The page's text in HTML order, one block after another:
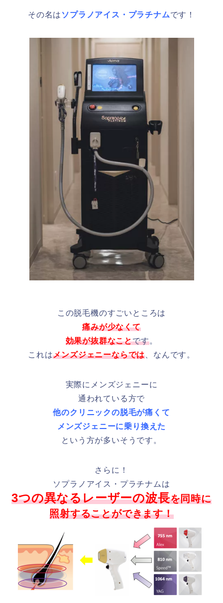
その名は ソプラノアイス・プラチナムです！
この脱毛機のすごいところは
痛みが少なくて
効果が抜群なことです。
これはメンズジェニーならでは 、なんです。
実際にメンズジェニーに
通われている方で
他のクリニックの脱毛が痛くて
メンズジェニーに乗り換えた
という方が多いそうです。
さらに！
ソプラノアイス・プラチナムは
3つの異なるレーザーの波長を同時に
照射することができます！